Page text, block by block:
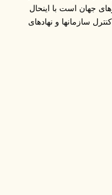
جهان است با اینحال
سازمانها و نهادهای